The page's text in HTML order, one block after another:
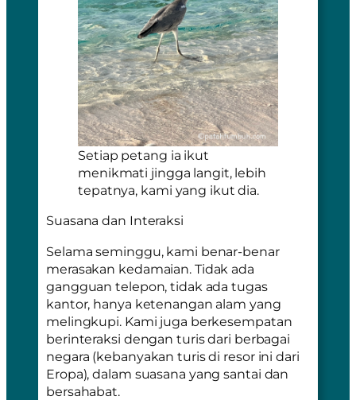
Setiap petang ia ikut
menikmati jingga langit, lebih
tepatnya, kami yang ikut dia.
Suasana dan Interaksi
Selama seminggu, kami benar-benar
merasakan kedamaian. Tidak ada
gangguan telepon, tidak ada tugas
kantor, hanya ketenangan alam yang
melingkupi. Kami juga berkesempatan
berinteraksi dengan turis dari berbagai
negara (kebanyakan turis di resor ini dari
Eropa), dalam suasana yang santai dan
bersahabat.